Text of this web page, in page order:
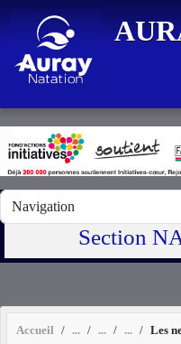
Section
Accueil Les
Panneau de gestion des cookies